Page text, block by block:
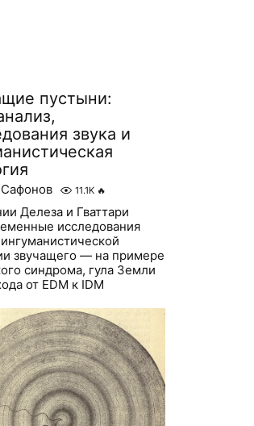
пустыни:
звука и
11.1K 🔥
Делеза и Гваттари
исследования
звучащего — на примере
синдрома, гула Земли
от EDM к IDM